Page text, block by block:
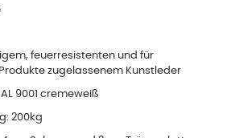
feuerresistenten und für
zugelassenem Kunstleder
9001 cremeweiß
200kg